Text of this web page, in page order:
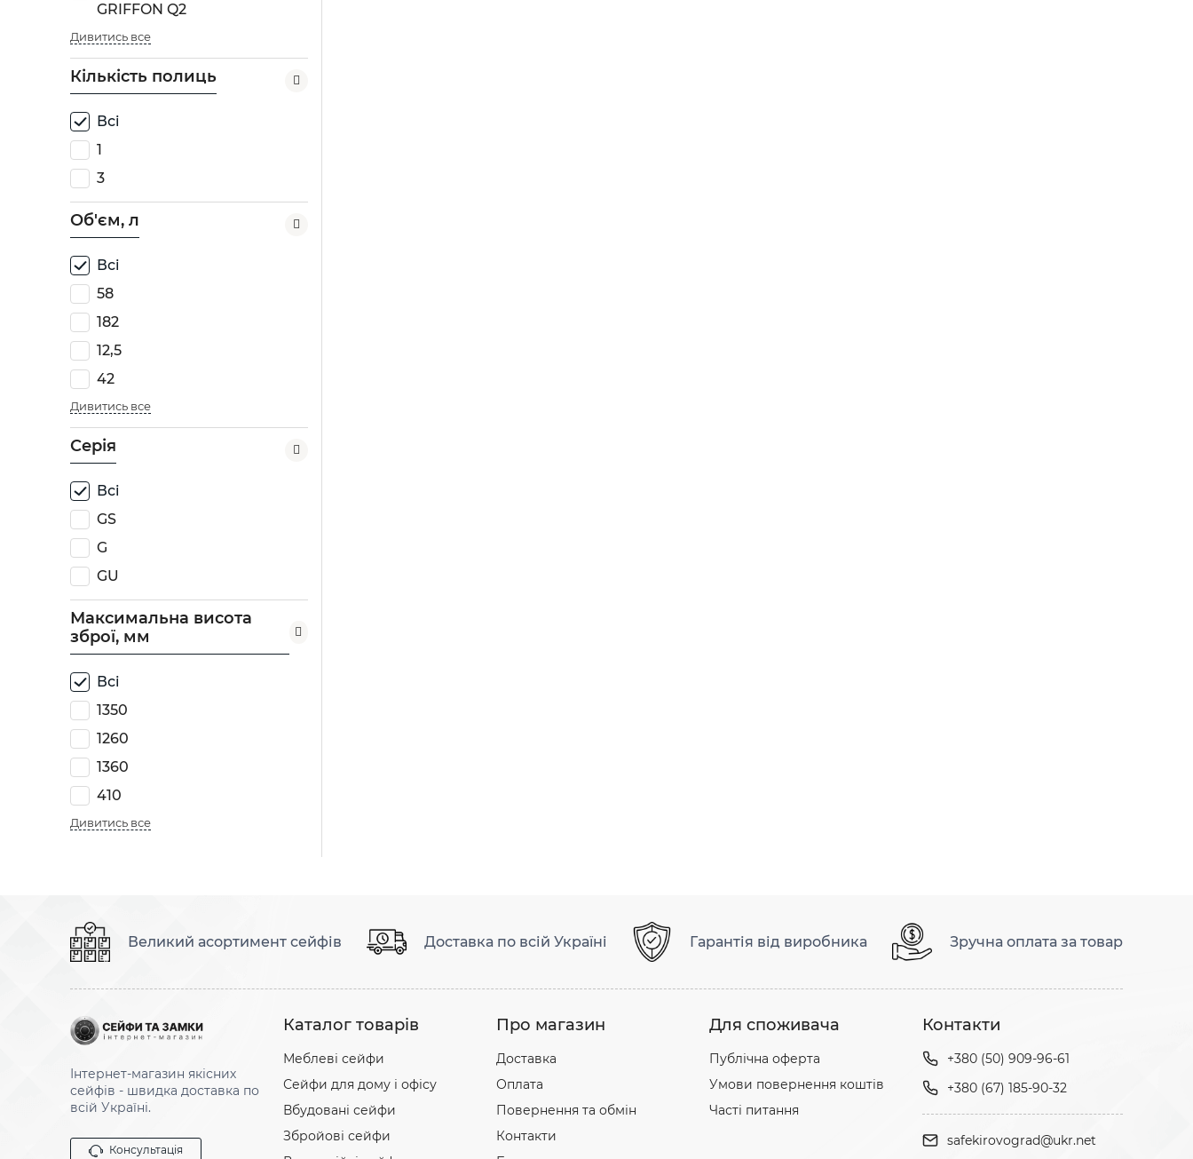
GRIFFON Q2
Дивитись все
Кількість полиць
Всі
1
3
Об'єм, л
Всі
58
182
12,5
42
Дивитись все
Серія
Всі
GS
G
GU
Максимальна висота
зброї, мм
Всі
1350
1260
1360
410
Дивитись все
Великий асортимент сейфів Доставка по всій Україні Гарантія від виробника Зручна оплата за товар
Інтернет-магазин якісних
сейфів - швидка доставка по
всій Україні.
Консультація
Каталог товарів
Меблеві сейфи
Сейфи для дому і офісу
Вбудовані сейфи
Збройові сейфи
Про магазин
Доставка
Оплата
Повернення та обмін
Контакти
Для споживача
Публічна оферта
Умови повернення коштів
Часті питання
Контакти
+380 (50) 909-96-61
+380 (67) 185-90-32
safekirovograd@ukr.net